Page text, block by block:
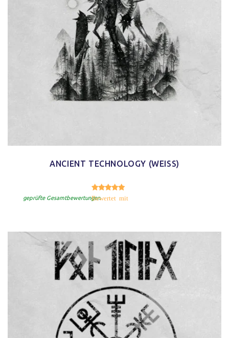
ANCIENT TECHNOLOGY (WEISS)
Bewertet mit
geprüfte Gesamtbewertungen